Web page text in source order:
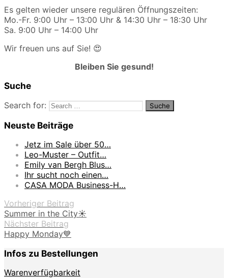
Es gelten wieder unsere regulären Öffnungszeiten:
Mo.-Fr. 9:00 Uhr – 13:00 Uhr & 14:30 Uhr – 18:30 Uhr
Sa. 9:00 Uhr – 14:00 Uhr
Wir freuen uns auf Sie! 😍
Bleiben Sie gesund!
Suche
Search for:
Neuste Beiträge
Jetz im Sale über 50…
Leo-Muster – Outfit…
Emily van Bergh Blus…
Ihr sucht noch einen…
CASA MODA Business-H…
Vorheriger Beitrag
Summer in the City☀️
Nächster Beitrag
Happy Monday💙
Infos zu Bestellungen
Warenverfügbarkeit